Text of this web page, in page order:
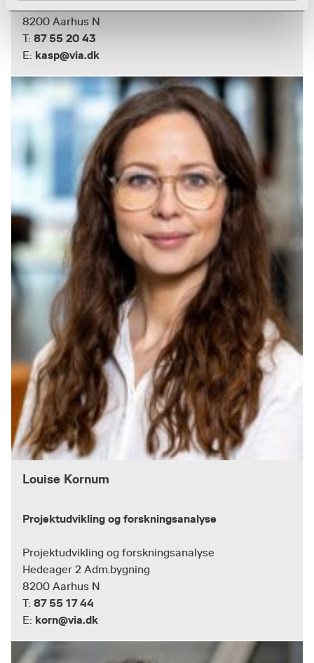
8200 Aarhus N
T: 87 55 20 43
E: kasp@via.dk
Louise Kornum
Projektudvikling og forskningsanalyse
Projektudvikling og forskningsanalyse
Hedeager 2 Adm.bygning
8200 Aarhus N
T: 87 55 17 44
E: korn@via.dk